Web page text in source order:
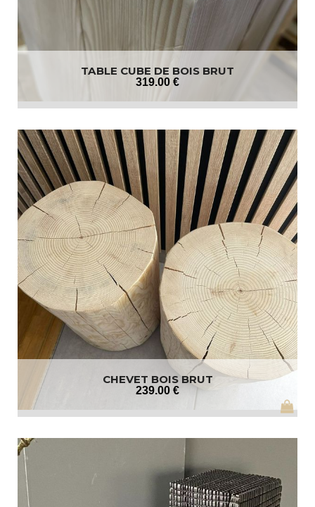
TABLE CUBE DE BOIS BRUT
319.00 €
CHEVET BOIS BRUT
239.00 €